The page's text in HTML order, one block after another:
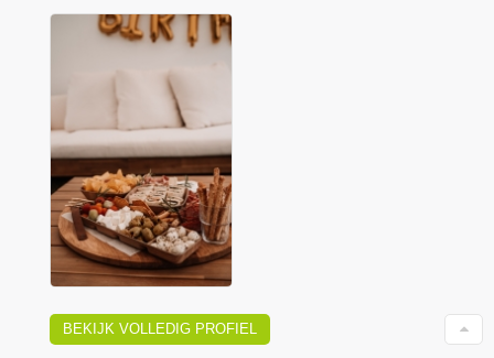
BEKIJK VOLLEDIG PROFIEL